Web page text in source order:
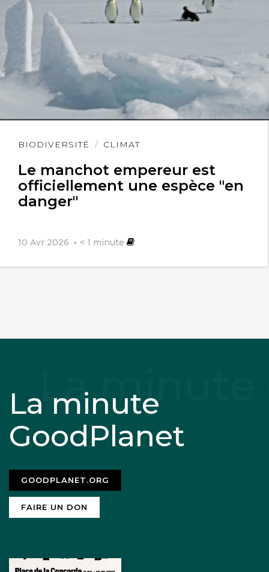
BIODIVERSITÉ CLIMAT
Le manchot empereur est
officiellement une espèce "en
danger"
10 Avr 2026 < 1 minute
Lire
La minute
GoodPlanet
GOODPLANET.ORG
FAIRE UN DON